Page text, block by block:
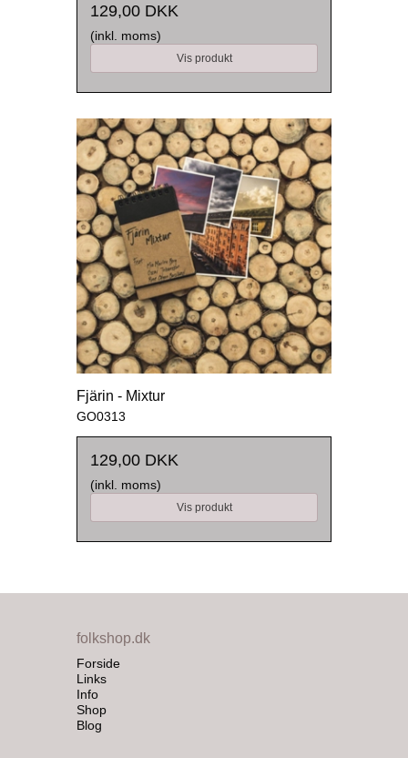
129,00 DKK
(inkl. moms)
Vis produkt
Fjärin - Mixtur
GO0313
129,00 DKK
(inkl. moms)
Vis produkt
folkshop.dk
Forside
Links
Info
Shop
Blog